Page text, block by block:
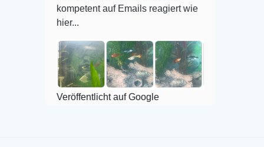
kompetent auf Emails reagiert wie
Veröffentlicht auf Google